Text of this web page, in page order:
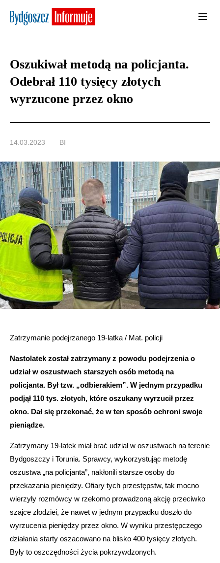
Oszukiwał metodą na policjanta.
Odebrał 110 tysięcy złotych
wyrzucone przez okno
14.03.2023 BI
Zatrzymanie podejrzanego 19-latka / Mat. policji
Nastolatek został zatrzymany z powodu podejrzenia o
udział w oszustwach starszych osób metodą na
policjanta. Był tzw. „odbierakiem”. W jednym przypadku
podjął 110 tys. złotych, które oszukany wyrzucił przez
okno. Dał się przekonać, że w ten sposób ochroni swoje
pieniądze.
Zatrzymany 19-latek miał brać udział w oszustwach na terenie
Bydgoszczy i Torunia. Sprawcy, wykorzystując metodę
oszustwa „na policjanta”, nakłonili starsze osoby do
przekazania pieniędzy. Ofiary tych przestępstw, tak mocno
wierzyły rozmówcy w rzekomo prowadzoną akcję przeciwko
szajce złodziei, że nawet w jednym przypadku doszło do
wyrzucenia pieniędzy przez okno. W wyniku przestępczego
działania starty oszacowano na blisko 400 tysięcy złotych.
Były to oszczędności życia pokrzywdzonych.